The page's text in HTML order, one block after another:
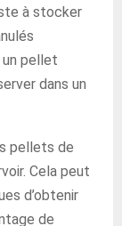
à stocker
pellet
dans un
pellets de
Cela peut
d’obtenir
de